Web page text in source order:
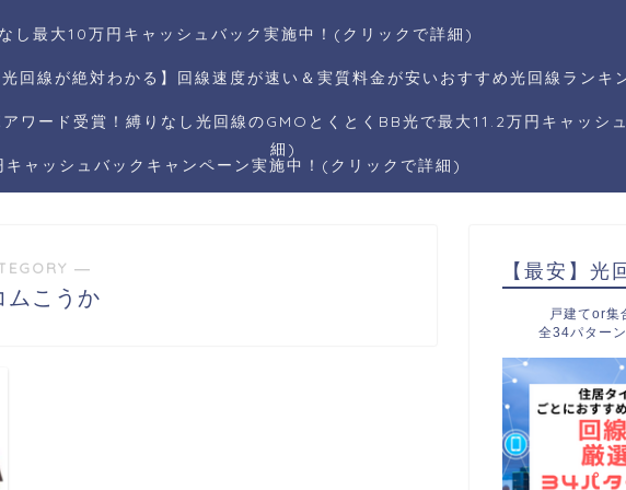
し最大10万円キャッシュバック実施中！(クリックで詳細)
回線が絶対わかる】回線速度が速い＆実質料金が安いおすすめ光回線ランキ
アワード受賞！縛りなし光回線のGMOとくとくBB光で最大11.2万円キャッシ
細)
キャッシュバックキャンペーン実施中！(クリックで詳細)
―
ムこうか
【最安】光
戸建てor集
全34パター